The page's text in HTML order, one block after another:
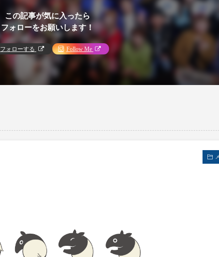
この記事が気に入ったら
フォローをお願いします！
フォローする Follow Me